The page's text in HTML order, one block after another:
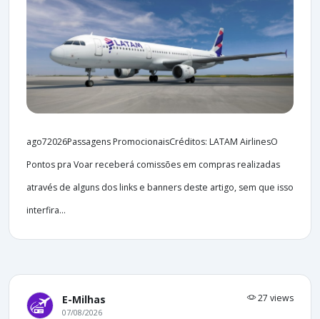
ago72026Passagens PromocionaisCréditos: LATAM AirlinesO
Pontos pra Voar receberá comissões em compras realizadas
através de alguns dos links e banners deste artigo, sem que isso
interfira...
E-Milhas 27 views
07/08/2026